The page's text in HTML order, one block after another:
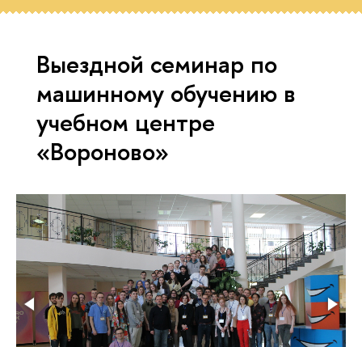
Выездной семинар по
машинному обучению в
учебном центре
«Вороново»